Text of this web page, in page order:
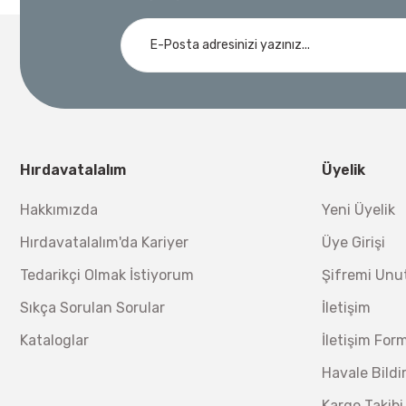
GLS Garaj
GLS Garaj GAS 6 Araç Altı Sehpa-Kriko Standı 6 Ton
3.000,00 TL
Demiriz Kaynak
Demiriz DCP-3 Bakır Boru Kaynak Makinesi 3 kVA
Nora
Nora Mıknatıslı Su Terazisi 40 Cm
230,40 TL
Hırdavatalalım
Hakkımızda
Hırdavatalalım'da Kariyer
Tedarikçi Olmak İstiyorum
Sıkça Sorulan Sorular
Kataloglar
Üyelik
Yeni Üyelik
Üye Girişi
Şifremi
İletişim
İletişim
Havale